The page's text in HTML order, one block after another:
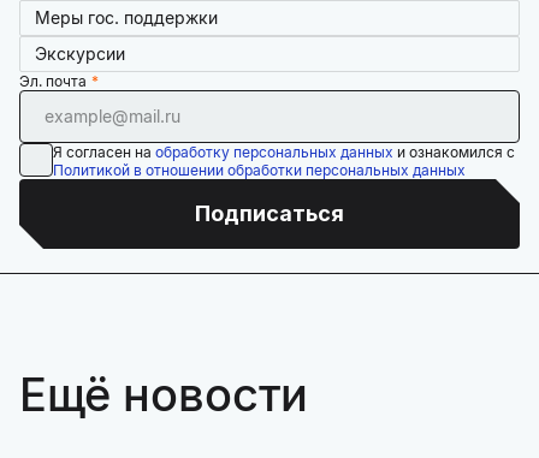
Меры гос. поддержки
Экскурсии
Эл. почта
Я согласен на обработку персональных данных и ознакомился с
Политикой в отношении обработки персональных данных
Подписаться
Ещё новости